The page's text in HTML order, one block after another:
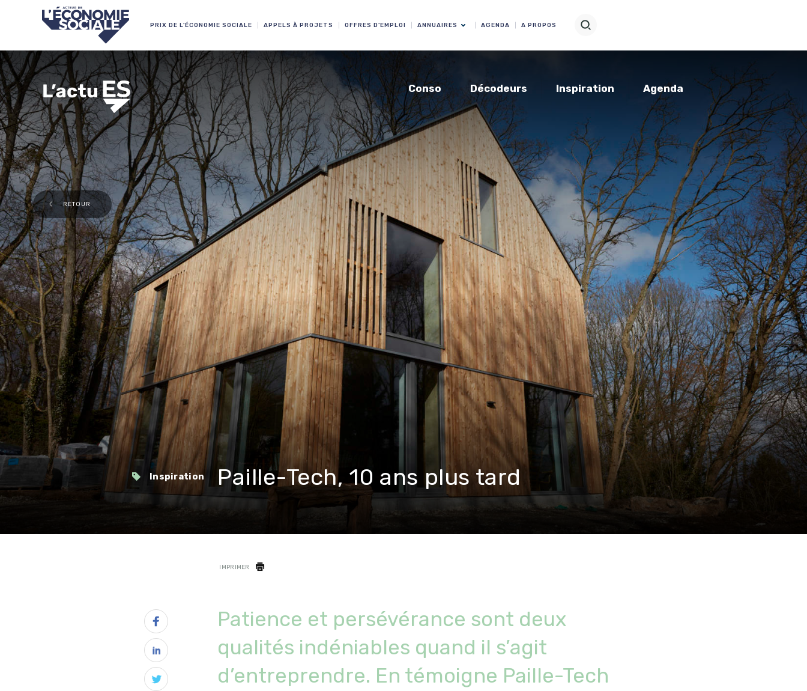
PRIX DE L’ÉCONOMIE SOCIALE APPELS À PROJETS OFFRES D’EMPLOI ANNUAIRES AGENDA A PROPOS
Conso Décodeurs Inspiration Agenda
RETOUR
Paille-Tech, 10 ans plus tard
Inspiration
IMPRIMER
Patience et persévérance sont deux
qualités indéniables quand il s’agit
d’entreprendre. En témoigne Paille-Tech